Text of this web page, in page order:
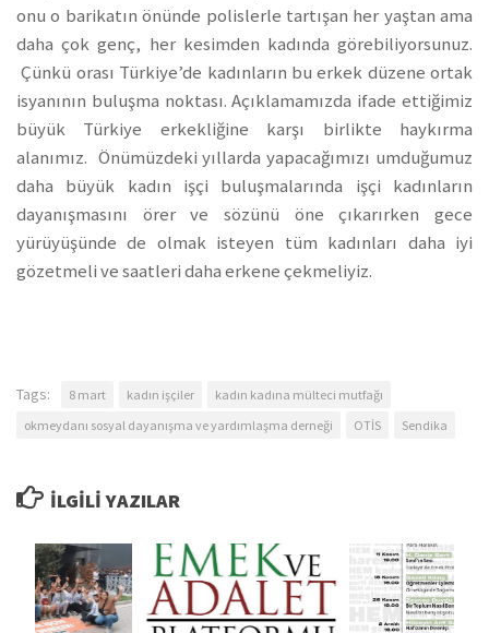
onu o barikatın önünde polislerle tartışan her yaştan ama
daha çok genç, her kesimden kadında görebiliyorsunuz.
Çünkü orası Türkiye’de kadınların bu erkek düzene ortak
isyanının buluşma noktası. Açıklamamızda ifade ettiğimiz
büyük Türkiye erkekliğine karşı birlikte haykırma
alanımız. Önümüzdeki yıllarda yapacağımızı umduğumuz
daha büyük kadın işçi buluşmalarında işçi kadınların
dayanışmasını örer ve sözünü öne çıkarırken gece
yürüyüşünde de olmak isteyen tüm kadınları daha iyi
gözetmeli ve saatleri daha erkene çekmeliyiz.
Tags: 8 mart kadın işçiler
kadın kadına mülteci mutfağı
okmeydanı sosyal dayanışma ve yardımlaşma derneği
OTİS Sendika
İLGILI YAZILAR